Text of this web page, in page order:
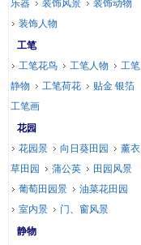
乐器 装饰风景
装饰动物
装饰人物
工笔
工笔花鸟
工笔人物
工笔
静物
工笔荷花
贴金 银箔
工笔画
花园
花园景
向日葵田园
薰衣
草田园
蒲公英
田园风景
葡萄田园景
油菜花田园
室内景
门、窗风景
静物